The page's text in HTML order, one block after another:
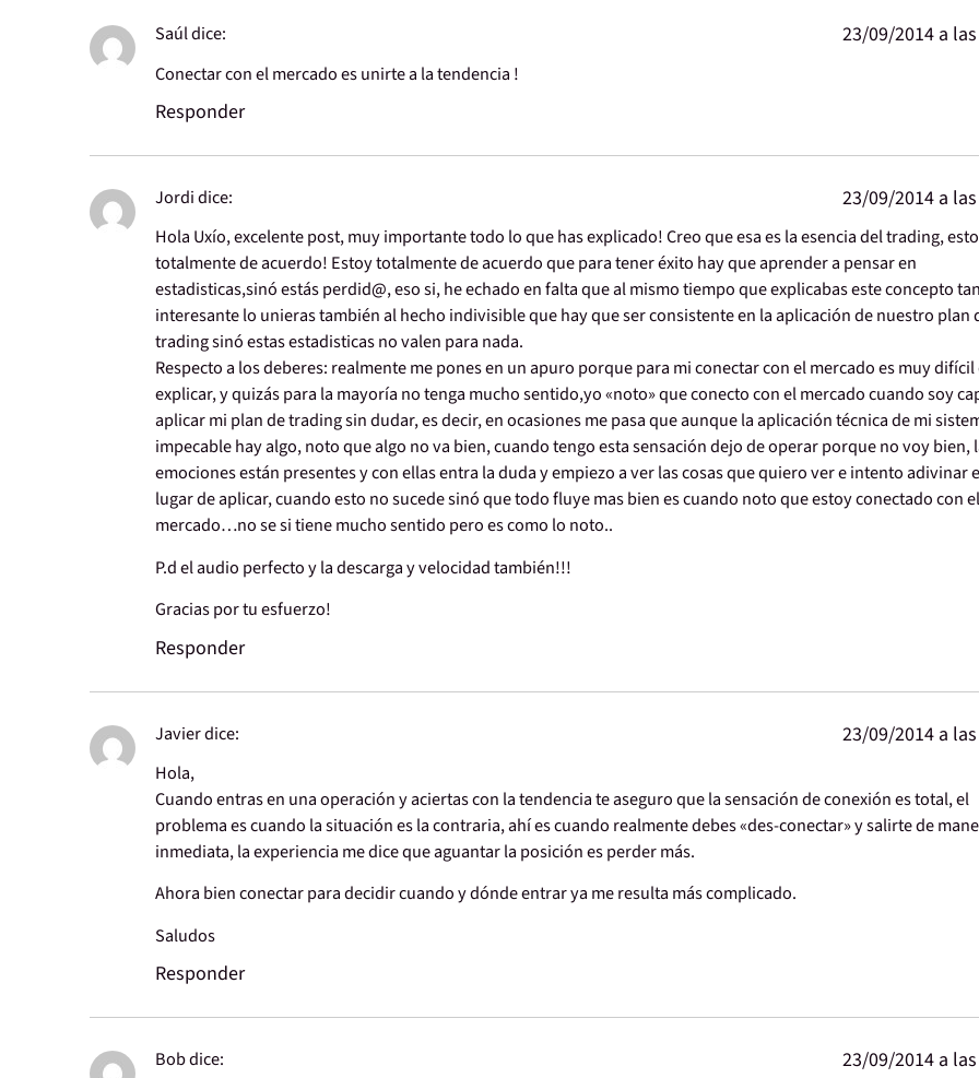
Saúldice: 23/09/2014 a
Conectar con el mercado es unirte a la tendencia !
Responder
Jordidice: 23/09/2014 a
Hola Uxío, excelente post, muy importante todo lo que has explicado! Creo que esa es la esencia del trading,
totalmente de acuerdo! Estoy totalmente de acuerdo que para tener éxito hay que aprender a pensar en
estadisticas,sinó estás perdid@, eso si, he echado en falta que al mismo tiempo que explicabas este concepto tan
interesante lo unieras también al hecho indivisible que hay que ser consistente en la aplicación de nuestro plan
trading sinó estas estadisticas no valen para nada.
Respecto a los deberes: realmente me pones en un apuro porque para mi conectar con el mercado es muy difícil
explicar, y quizás para la mayoría no tenga mucho sentido,yo «noto» que conecto con el mercado cuando soy
aplicar mi plan de trading sin dudar, es decir, en ocasiones me pasa que aunque la aplicación técnica de mi
impecable hay algo, noto que algo no va bien, cuando tengo esta sensación dejo de operar porque no voy bien,
emociones están presentes y con ellas entra la duda y empiezo a ver las cosas que quiero ver e intento adivinar
lugar de aplicar, cuando esto no sucede sinó que todo fluye mas bien es cuando noto que estoy conectado con el
mercado…no se si tiene mucho sentido pero es como lo noto..
P.d el audio perfecto y la descarga y velocidad también!!!
Gracias por tu esfuerzo!
Responder
Javierdice: 23/09/2014 a
Hola,
Cuando entras en una operación y aciertas con la tendencia te aseguro que la sensación de conexión es total, el
problema es cuando la situación es la contraria, ahí es cuando realmente debes «des-conectar» y salirte de
inmediata, la experiencia me dice que aguantar la posición es perder más.
Ahora bien conectar para decidir cuando y dónde entrar ya me resulta más complicado.
Saludos
Responder
Bobdice: 23/09/2014 a